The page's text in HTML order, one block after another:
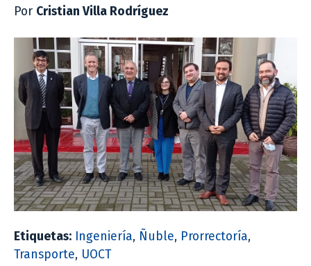
Por Cristian Villa Rodríguez
Etiquetas: Ingeniería, Ñuble, Prorrectoría,
Transporte, UOCT